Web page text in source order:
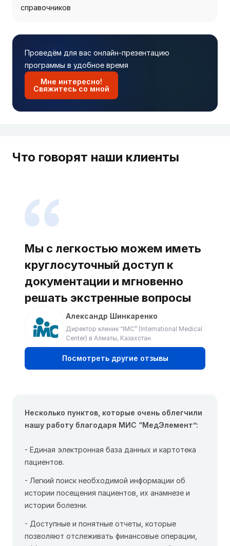
справочников
Проведём для вас онлайн-презентацию
программы в удобное время
Мне интересно!
Свяжитесь со мной
Что говорят наши клиенты
Мы с легкостью можем иметь
круглосуточный доступ к
документации и мгновенно
решать экстренные вопросы
Александр Шинкаренко
Директор клиник “IMC” (International Medical
Center) в Алматы, Казахстан
Посмотреть другие отзывы
Несколько пунктов, которые очень облегчили
нашу работу благодаря МИС “МедЭлемент”:
- Единая электронная база данных и картотека
пациентов.
- Легкий поиск необходимой информации об
истории посещения пациентов, их анамнезе и
истории болезни.
- Доступные и понятные отчеты, которые
позволяют отслеживать финансовые операции,